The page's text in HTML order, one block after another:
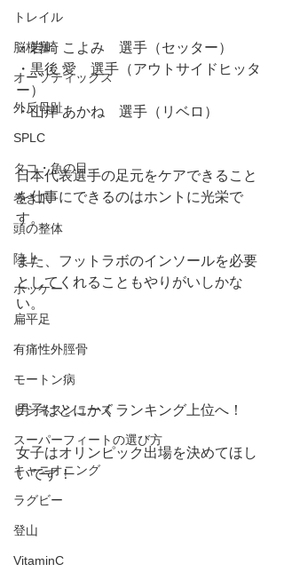
トレイル
脳梗塞
オーソティックス
外反母趾
SPLC
タコ・魚の目
巻き爪
頭の整体
陸上
ホッケー
扁平足
有痛性外脛骨
モートン病
ビジネスシューズ
スーパーフィートの選び方
キャニオニング
ラグビー
登山
VitaminC
・岩崎 こよみ　選手（セッター）
・黒後 愛　選手（アウトサイドヒッタ
ー）
・山岸 あかね　選手（リベロ）
日本代表選手の足元をケアできること
を仕事にできるのはホントに光栄で
す。
また、フットラボのインソールを必要
としてくれることもやりがいしかな
い。
男子はとにかくランキング上位へ！
女子はオリンピック出場を決めてほし
いです！